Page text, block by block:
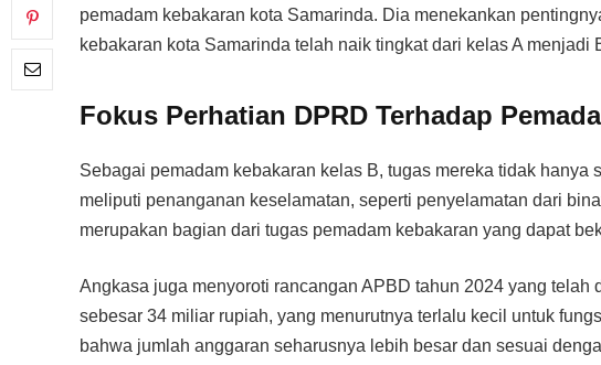
pemadam kebakaran kota Samarinda. Dia menekankan
kebakaran kota Samarinda telah naik tingkat dari kelas A menjadi
Fokus Perhatian DPRD Terhadap
Sebagai pemadam kebakaran kelas B, tugas mereka tidak hanya
meliputi penanganan keselamatan, seperti penyelamatan dari
merupakan bagian dari tugas pemadam kebakaran yang dapat
Angkasa juga menyoroti rancangan APBD tahun 2024 yang telah
sebesar 34 miliar rupiah, yang menurutnya terlalu kecil untuk
bahwa jumlah anggaran seharusnya lebih besar dan sesuai